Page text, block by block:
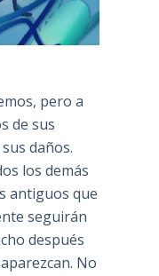
pero a
de sus
daños.
los demás
antiguos que
seguirán
después
No